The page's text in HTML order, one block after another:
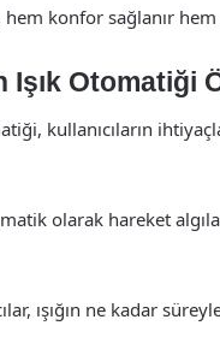
hem konfor sağlanır
Işık Otomatiği
kullanıcıların
olarak hareket
ışığın ne kadar